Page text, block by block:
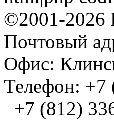
©2001-2026
Почтовый
Офис:
Телефон: +7
+7 (812)